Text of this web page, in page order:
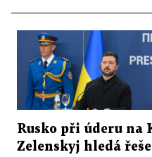
Rusko při úderu na
Zelenskyj hledá